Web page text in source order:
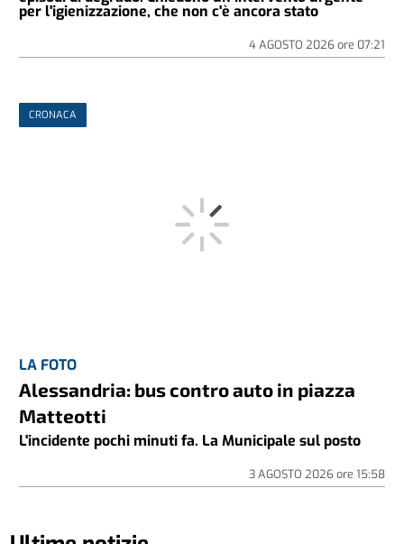
per l'igienizzazione, che non c'è ancora stato
4 AGOSTO 2026ore 07:21
CRONACA
LA FOTO
Alessandria: bus contro auto in piazza
Matteotti
L'incidente pochi minuti fa. La Municipale sul posto
3 AGOSTO 2026ore 15:58